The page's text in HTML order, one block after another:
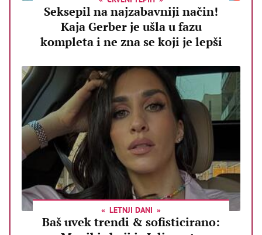
Seksepil na najzabavniji način!
Kaja Gerber je ušla u fazu
kompleta i ne zna se koji je lepši
LETNJI DANI
Baš uvek trendi & sofisticirano: